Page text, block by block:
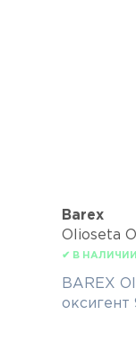
Barex
Olioseta
✔ В НАЛИЧИИ
BAREX
оксигент